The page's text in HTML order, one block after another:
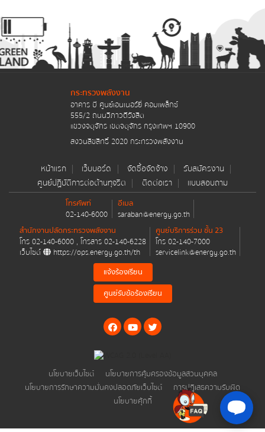
รายงานผลการจัดซื้อจัดจ้างหรือการจัดหาพัสดุ
ประจำปี
ประกาศรับสมัครงาน
กรมพัฒนาพลังงานทดแทนและอนุรักษ์พลังงาน
กรมธุรกิจพลังงาน
กรมเชื้อเพลิงธรรมชาติ
สำนักงานนโยบายและแผนพลังงาน
คู่มือหรือมาตรฐานการปฏิบัติงาน
ศูนย์บริการร่วม กระทรวงพลังงาน
ศูนย์ข้อมูลข่าวสารอิเล็กทรอนิกส์ของราชการ
ข้อมูลเชิงสถิติการให้บริการ
กระทรวงพลังงาน
อาคาร บี ศูนย์เอนเนอร์ยี่ คอมเพล็กซ์
555/2 ถนนวิภาวดีรังสิต
แขวงจตุจักร เขตจตุจักร กรุงเทพฯ 10900
สงวนลิขสิทธิ์ 2020 กระทรวงพลังงาน
หน้าแรก เว็บบอร์ด จัดซื้อจัดจ้าง
รับสมัครงาน
ศูนย์ปฏิบัติการต่อต้านทุจริต
ติดต่อเรา แบบสอบถาม
โทรศัพท์
02-140-6000
อีเมล
saraban@energy.go.th
สำนักงานปลัดกระทรวงพลังงาน
โทร 02-140-6000, โทรสาร 02-140-6228
เว็บไซต์
https://ops.energy.go.th/th
ศูนย์บริการร่วม ชั้น 23
โทร 02-140-7000
servicelink@energy.go.th
แจ้งร้องเรียน
ศูนย์รับข้อร้องเรียน
นโยบายเว็บไซต์
นโยบายการคุ้มครองข้อมูลส่วนบุคคล
นโยบายการรักษาความมั่นคงปลอดภัยเว็บไซต์
การปฏิเสธความรับผิด
นโยบายคุ้กกี้